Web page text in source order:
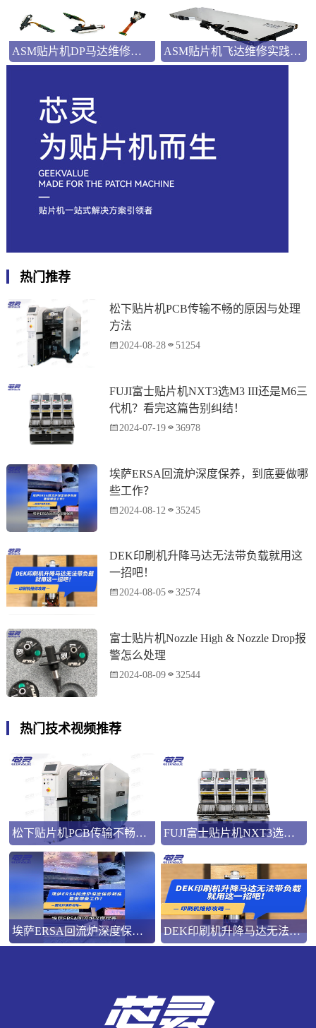
ASM贴片机DP马达维修：精密马达背后的那些事 ASM贴片机飞达维修实践攻略
热门推荐
松下贴片机PCB传输不畅的原因与处理
方法
2024-08-28 51254
FUJI富士贴片机NXT3选M3 III还是M6三
代机？看完这篇告别纠结！
2024-07-19 36978
埃萨ERSA回流炉深度保养，到底要做哪
些工作？
2024-08-12 35245
DEK印刷机升降马达无法带负载就用这
一招吧！
2024-08-05 32574
富士贴片机Nozzle High & Nozzle Drop报
警怎么处理
2024-08-09 32544
热门技术视频推荐
松下贴片机PCB传输不畅的原因与处理方法 FUJI富士贴片机NXT3选M3 III还是M6三代机？看完这篇告别纠结！
埃萨ERSA回流炉深度保养，到底要做哪些工作？ DEK印刷机升降马达无法带负载就用这一招吧！